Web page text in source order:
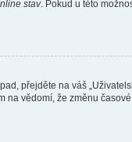
stav. Pokud u této
přejděte na váš
vědomí, že změnu